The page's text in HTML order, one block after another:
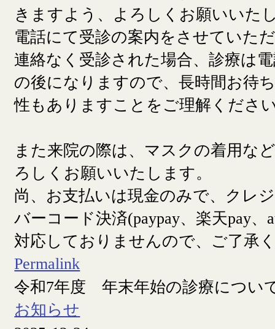
きますよう、よろしくお願いいた
電話にて受診の案内をさせていた
連絡なく受診された場合、診療は
の後になりますので、長時間お待
性もありますことをご理解くださ
また来院の際は、マスクの着用な
ろしくお願いいたします。
尚、お支払いは現金のみで、クレ
バーコード決済(paypay、楽天pay、
対応しておりませんので、ご了承
Permalink
令和7年度 年末年始の診療につい
お知らせ